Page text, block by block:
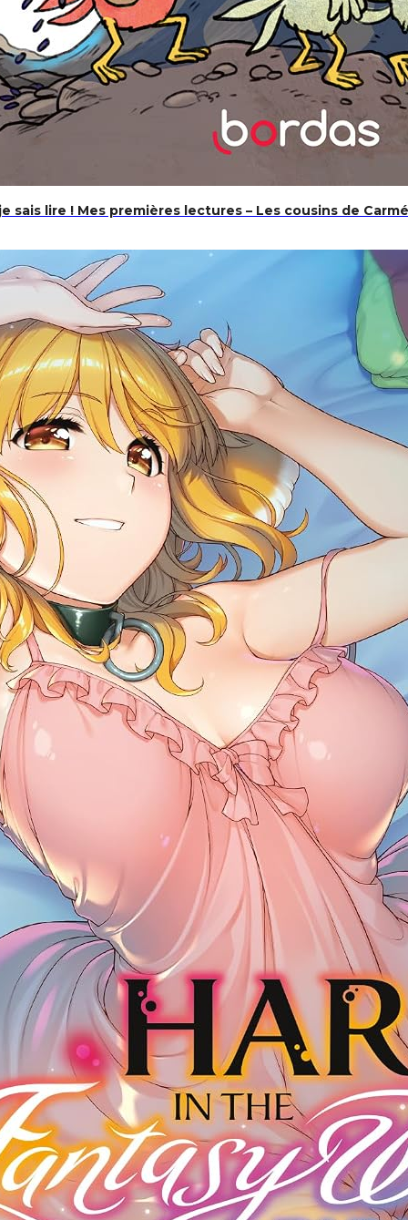
sais lire ! Mes premières lectures – Les cousins de